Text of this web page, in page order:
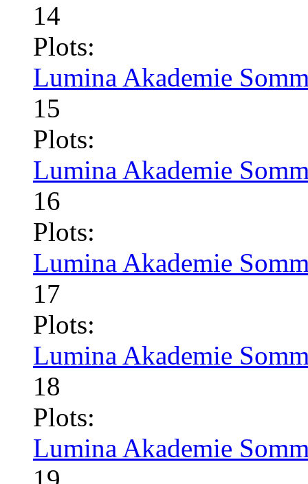
14
Plots:
Lumina Akademie
15
Plots:
Lumina Akademie
16
Plots:
Lumina Akademie
17
Plots:
Lumina Akademie
18
Plots:
Lumina Akademie